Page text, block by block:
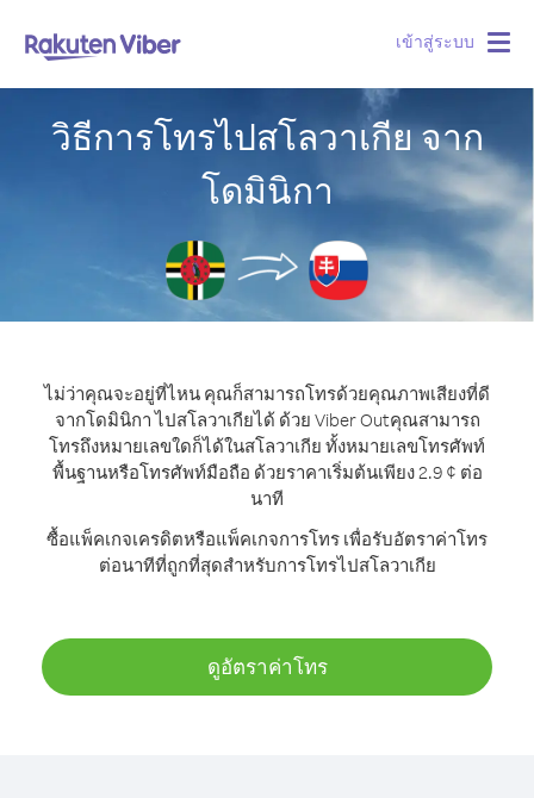
เข้าสู่ระบบ
วิธีการโทรไปสโลวาเกีย จาก
โดมินิกา
ไม่ว่าคุณจะอยู่ที่ไหน คุณก็สามารถโทรด้วยคุณภาพเสียงที่ดี
จากโดมินิกา ไปสโลวาเกียได้ ด้วย Viber Outคุณสามารถ
โทรถึงหมายเลขใดก็ได้ในสโลวาเกีย ทั้งหมายเลขโทรศัพท์
พื้นฐานหรือโทรศัพท์มือถือ ด้วยราคาเริ่มต้นเพียง 2.9 ¢ ต่อ
นาที
ซื้อแพ็คเกจเครดิตหรือแพ็คเกจการโทร เพื่อรับอัตราค่าโทร
ต่อนาทีที่ถูกที่สุดสำหรับการโทรไปสโลวาเกีย
ดูอัตราค่าโทร